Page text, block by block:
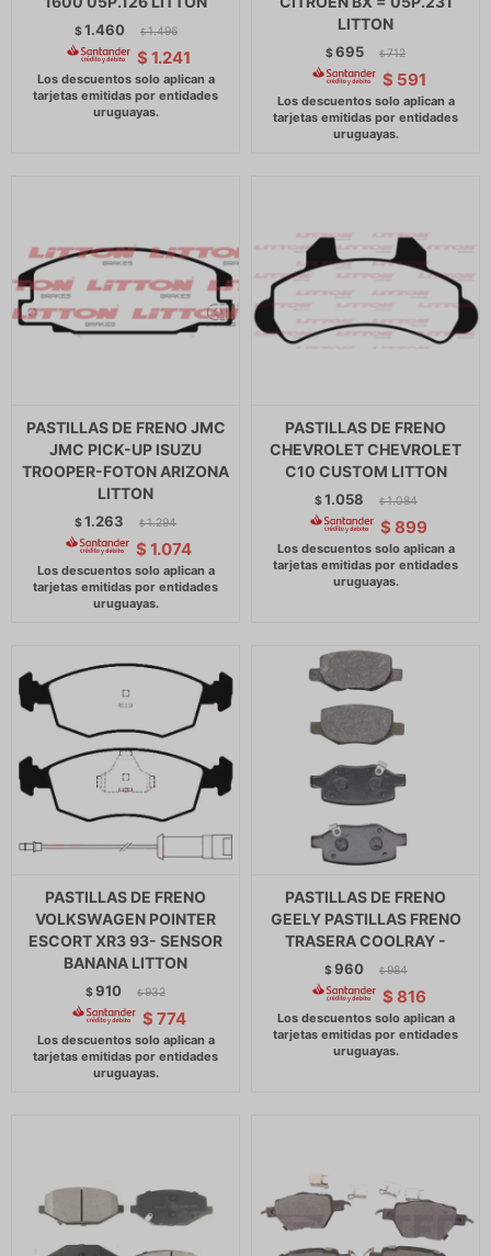
$1.460 $ 1.496
$ 1.241
LITTON
$695 $ 712
$ 591
PASTILLAS DE FRENO JMC
JMC PICK-UP ISUZU
TROOPER-FOTON ARIZONA
LITTON
$1.263 $ 1.294
$ 1.074
PASTILLAS DE FRENO
CHEVROLET CHEVROLET
C10 CUSTOM LITTON
$1.058 $ 1.084
$ 899
PASTILLAS DE FRENO
VOLKSWAGEN POINTER
ESCORT XR3 93- SENSOR
BANANA LITTON
$910 $ 932
$ 774
PASTILLAS DE FRENO
GEELY PASTILLAS FRENO
TRASERA COOLRAY -
$960 $ 984
$ 816